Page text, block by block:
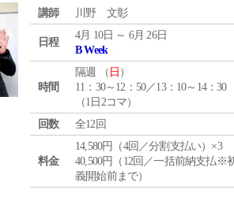
講師 川野 文彰
日程
4月 10日 ～ 6月 26日
B Week
時間
隔週 （ 日 ）
11：30～12：50／13：10～14：30
（1日2コマ）
回数
全12回
料金
14,580円（4回／分割支払い）×3
40,500円（12回／一括前納支払※
義開始前まで）